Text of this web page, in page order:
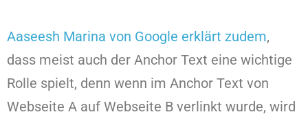
Aaseesh Marina von Google erklärt zudem,
dass meist auch der Anchor Text eine wichtige
Rolle spielt, denn wenn im Anchor Text von
Webseite A auf Webseite B verlinkt wurde, wird